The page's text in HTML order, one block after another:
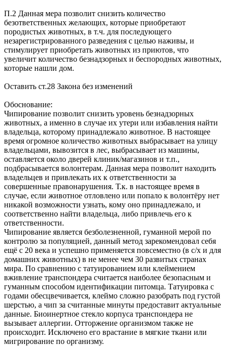
П.2 Данная мера позволит снизить количество
безответственных желающих, которые приобретают
породистых животных, в т.ч. для последующего
незарегистрированного разведения с целью наживы, и
стимулирует приобретать животных из приютов, что
увеличит количество безнадзорных и беспородных животных,
которые нашли дом.
Оставить ст.28 Закона без изменений
Обоснование:
Чипирование позволит снизить уровень безнадзорных
животных, а именно в случае их утери или избавления найти
владельца, которому принадлежало животное. В настоящее
время огромное количество животных выбрасывает на улицу
владельцами, вывозится в лес, выбрасывает из машины,
оставляется около дверей клиник/магазинов и т.п.,
подбрасывается волонтерам. Данная мера позволит находить
владельцев и привлекать их к ответственности за
совершенные правонарушения. Т.к. в настоящее время в
случае, если животное отловлено или попало к волонтёру нет
никакой возможности узнать, кому оно принадлежало, и
соответственно найти владельца, либо привлечь его к
ответственности.
Чипирование является безболезненной, гуманной мерой по
контролю за популяцией, данный метод зарекомендовал себя
ещё с 20 века и успешно применяется повсеместно (в с/х и для
домашних животных) в не менее чем 30 развитых странах
мира. По сравнению с татуированием или клеймением
вживление транспондера считается наиболее безопасным и
гуманным способом идентификации питомца. Татуировка с
годами обесцвечивается, клеймо сложно разобрать под густой
шерстью, а чип за считанные минуты предоставит актуальные
данные. Биоинертное стекло корпуса транспондера не
вызывает аллергии. Отторжение организмом также не
происходит. Исключено его врастание в мягкие ткани или
мигрирование по организму.